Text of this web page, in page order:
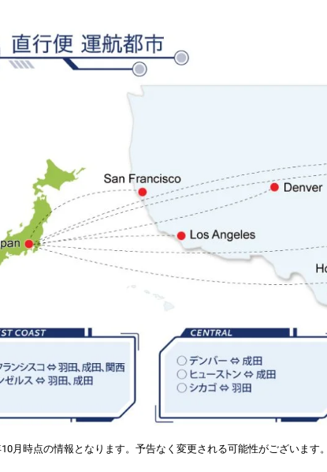
月時点の情報となります。予告なく変更される可能性がございます